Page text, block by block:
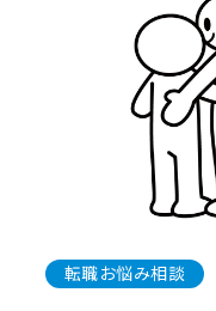
転職お悩み相談